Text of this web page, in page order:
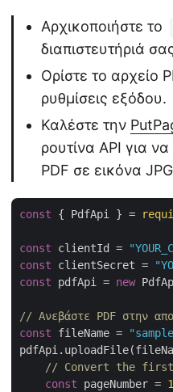
Αρχικοποιήστε το
διαπιστευτήριά
Ορίστε το αρχείο
ρυθμίσεις εξόδου.
Καλέστε την
ρουτίνα API για
PDF σε εικόνα
const { PdfApi } =
const clientId =
const clientSecret =
const pdfApi = new
// Ανεβάστε PDF στην
const fileName =
// Convert the first
const pageNumber = 1